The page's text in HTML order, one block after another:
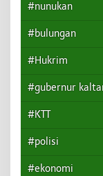
#nunukan
#bulungan
#Hukrim
#gubernur
#KTT
#polisi
#ekonomi